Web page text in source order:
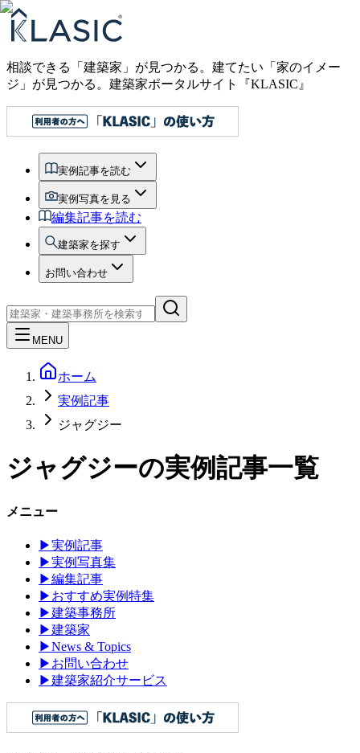
相談できる「建築家」が見つかる。建てたい「家のイメー
ジ」が見つかる。 建築家ポータルサイト『KLASIC』
実例記事を読む
実例写真を見る
編集記事を読む
建築家を探す
お問い合わせ
MENU
ホーム
実例記事
ジャグジー
ジャグジーの実例記事一覧
メニュー
▶実例記事
▶実例写真集
▶編集記事
▶ おすすめ実例特集
▶建築事務所
▶建築家
▶News & Topics
▶ お問い合わせ
▶建築家紹介サービス